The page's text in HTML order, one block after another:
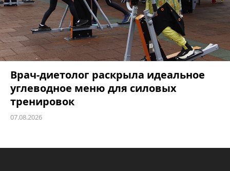
Врач-диетолог раскрыла идеальное
углеводное меню для силовых
тренировок
07.08.2026